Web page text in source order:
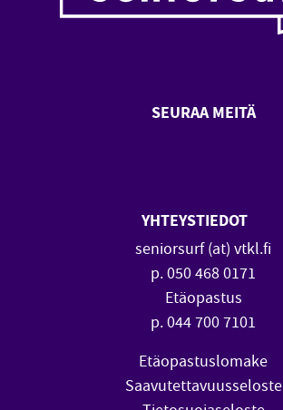
SEURAA MEITÄ
YHTEYSTIEDOT
seniorsurf (at) vtkl.fi
p. 050 468 0171
Etäopastus
p. 044 700 7101
Etäopastuslomake
Saavutettavuusseloste